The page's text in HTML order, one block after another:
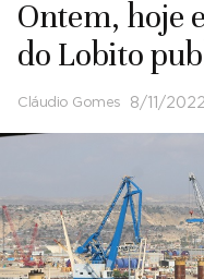
Ontem, hoje
do Lobito
Cláudio Gomes 8/11/2022